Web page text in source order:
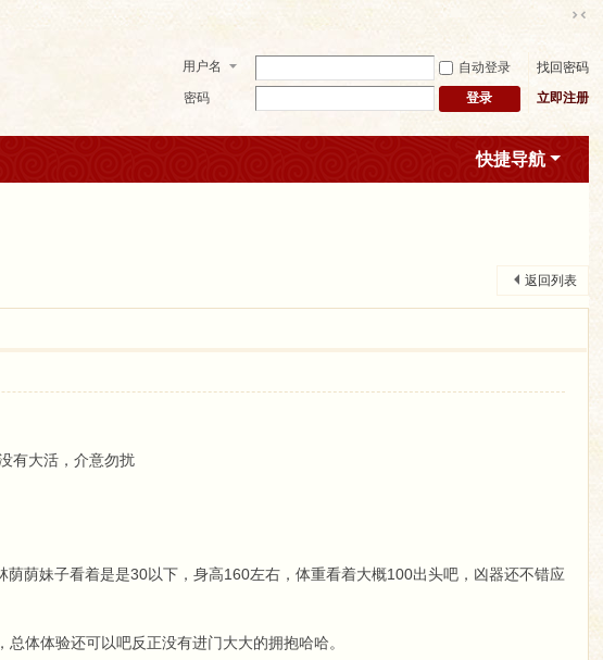
到
窄
用户名 自动登录
找回密码
密码
登录 立即注册
快捷导航
返回列表
有大活，介意勿扰
荫妹子看着是是30以下，身高160左右，体重看着大概100出头吧，凶器还不错应
体体验还可以吧反正没有进门大大的拥抱哈哈。